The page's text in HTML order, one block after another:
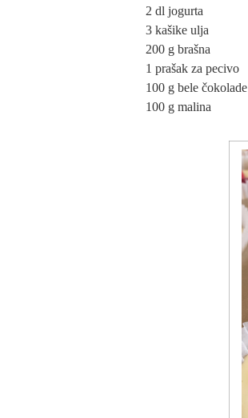
2 dl jogurta
3 kašike ulja
200 g brašna
1 prašak za pecivo
100 g bele čokolade
100 g malina